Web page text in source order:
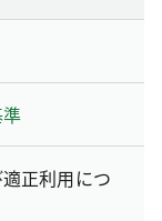
正利用につ